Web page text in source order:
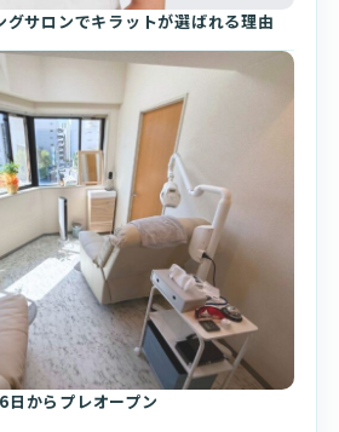
サロンでキラットが選ばれる理由
からプレオープン